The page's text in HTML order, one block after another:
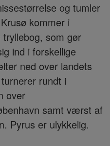
og tumler
kommer i
som gør
ind i forskellige
ned over landets
rundt i
over
samt værst af
Pyrus er ulykkelig.